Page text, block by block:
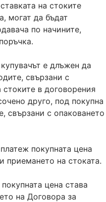
на стоките
могат да бъдат
по начините,
е длъжен да
свързани с
в договорения
друго, под покупна
свързани с опаковането
покупната цена
приемането на стоката.
цена става
на Договора за